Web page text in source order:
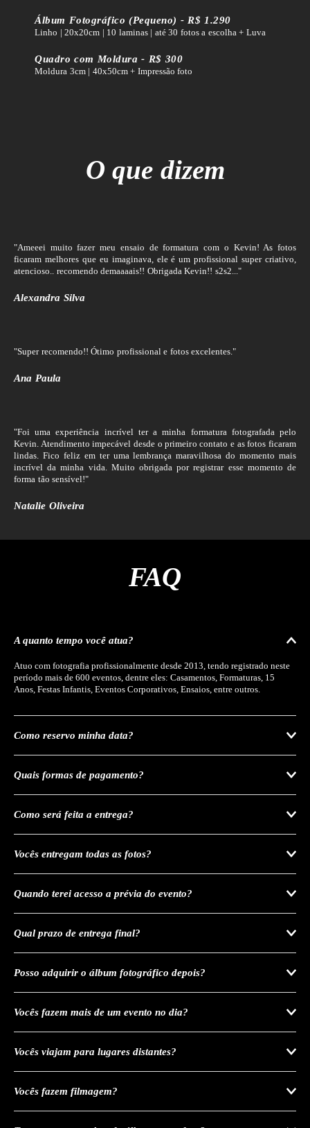
Álbum Fotográfico (Pequeno) - R$ 1.290
Linho | 20x20cm | 10 laminas | até 30 fotos a escolha + Luva
Quadro com Moldura - R$ 300
Moldura 3cm | 40x50cm + Impressão foto
O que dizem
"Ameeei muito fazer meu ensaio de formatura com o Kevin! As fotos
ficaram melhores que eu imaginava, ele é um profissional super criativo,
atencioso.. recomendo demaaaais!! Obrigada Kevin!! s2s2..."
Alexandra Silva
"Super recomendo!! Ótimo profissional e fotos excelentes."
Ana Paula
"Foi uma experiência incrível ter a minha formatura fotografada pelo
Kevin. Atendimento impecável desde o primeiro contato e as fotos ficaram
lindas. Fico feliz em ter uma lembrança maravilhosa do momento mais
incrível da minha vida. Muito obrigada por registrar esse momento de
forma tão sensível!"
Natalie Oliveira
FAQ
A quanto tempo você atua?
Atuo com fotografia profissionalmente desde 2013, tendo registrado neste
período mais de 600 eventos, dentre eles: Casamentos, Formaturas, 15
Anos, Festas Infantis, Eventos Corporativos, Ensaios, entre outros.
Como reservo minha data?
Quais formas de pagamento?
Como será feita a entrega?
Vocês entregam todas as fotos?
Quando terei acesso a prévia do evento?
Qual prazo de entrega final?
Posso adquirir o álbum fotográfico depois?
Vocês fazem mais de um evento no dia?
Vocês viajam para lugares distantes?
Vocês fazem filmagem?